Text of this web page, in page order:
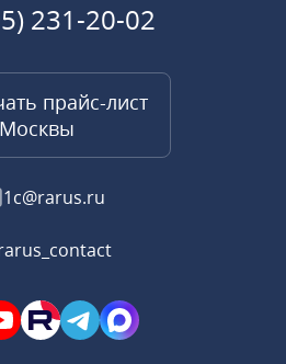
231-20-02
прайс-лист
1c@rarus.ru